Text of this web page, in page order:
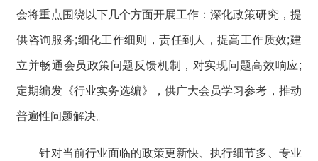
会将重点围绕以下几个方面开展工作：深化政策研究，提
供咨询服务;细化工作细则，责任到人，提高工作质效;建
立并畅通会员政策问题反馈机制，对实现问题高效响应;
定期编发《行业实务选编》，供广大会员学习参考，推动
普遍性问题解决。
针对当前行业面临的政策更新快、执行细节多、专业